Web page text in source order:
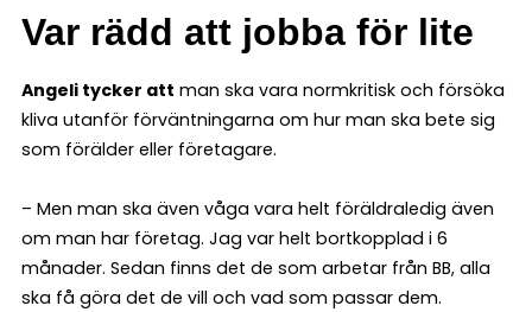
Var rädd att jobba för lite
Angeli tycker att man ska vara normkritisk och försöka
kliva utanför förväntningarna om hur man ska bete sig
som förälder eller företagare.
– Men man ska även våga vara helt föräldraledig även
om man har företag. Jag var helt bortkopplad i 6
månader. Sedan finns det de som arbetar från BB, alla
ska få göra det de vill och vad som passar dem.